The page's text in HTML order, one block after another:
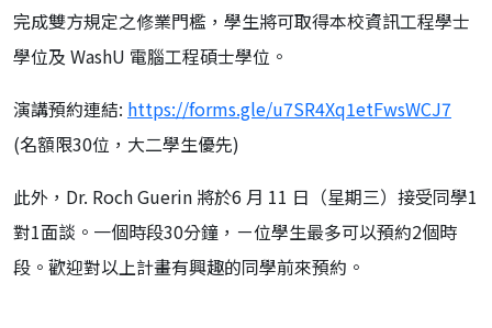
完成雙方規定之修業門檻，學生將可取得本校資訊工程學士
學位及 WashU 電腦工程碩士學位。
演講預約連結: https://forms.gle/u7SR4Xq1etFwsWCJ7
(名額限30位，大二學生優先)
此外，Dr. Roch Guerin 將於6 月 11 日（星期三）接受同學1
對1面談。一個時段30分鐘，ㄧ位學生最多可以預約2個時
段。歡迎對以上計畫有興趣的同學前來預約。